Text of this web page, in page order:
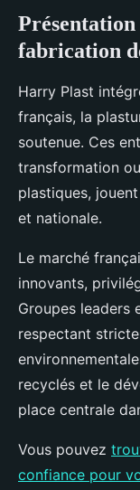
Présentation
fabrication
Harry Plast
français, la
soutenue. Ces
transformation
plastiques,
et nationale.
Le marché
innovants,
Groupes leaders
respectant
recyclés et le
place centrale
Vous pouvez
confiance pour